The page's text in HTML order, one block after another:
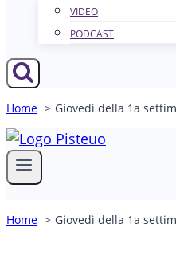
VIDEO
PODCAST
Home Giovedì della 1a
Home Giovedì della 1a